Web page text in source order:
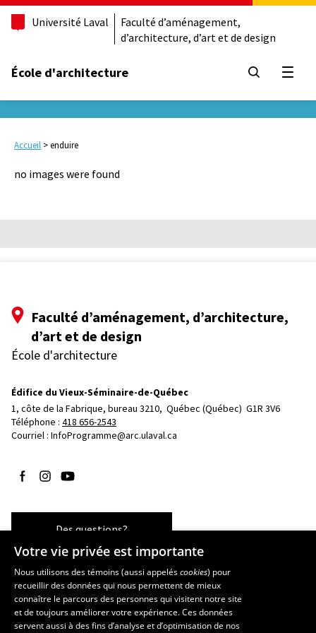
Université Laval
Faculté d’aménagement,
d’architecture, d’art et de design
École d'architecture
Accueil >enduire
no images were found
Faculté d’aménagement, d’architecture,
d’art et de design
École d'architecture
Édifice du Vieux-Séminaire-de-Québec
1, côte de la Fabrique, bureau 3210, Québec (Québec)  G1R 3V6
Téléphone : 418 656-2543
Courriel : InfoProgramme@arc.ulaval.ca
Suivez-nous sur Facebook
Suivez-nous sur Instagram
Suivez-nous sur YouTube
Des questions?
Les écoles et la recherche
École d’art
École supérieure d’aménagement du territoire et de développement
Votre vie privée est importante
Nous utilisons des témoins (aussi appeléscookies) pour
recueillir des données qui nous permettent de mieux
connaître le parcours des personnes qui visitent notre site
et de toujours améliorer votre expérience. Ces données
servent aussi à des fins d’analyse et d’optimisation de nos